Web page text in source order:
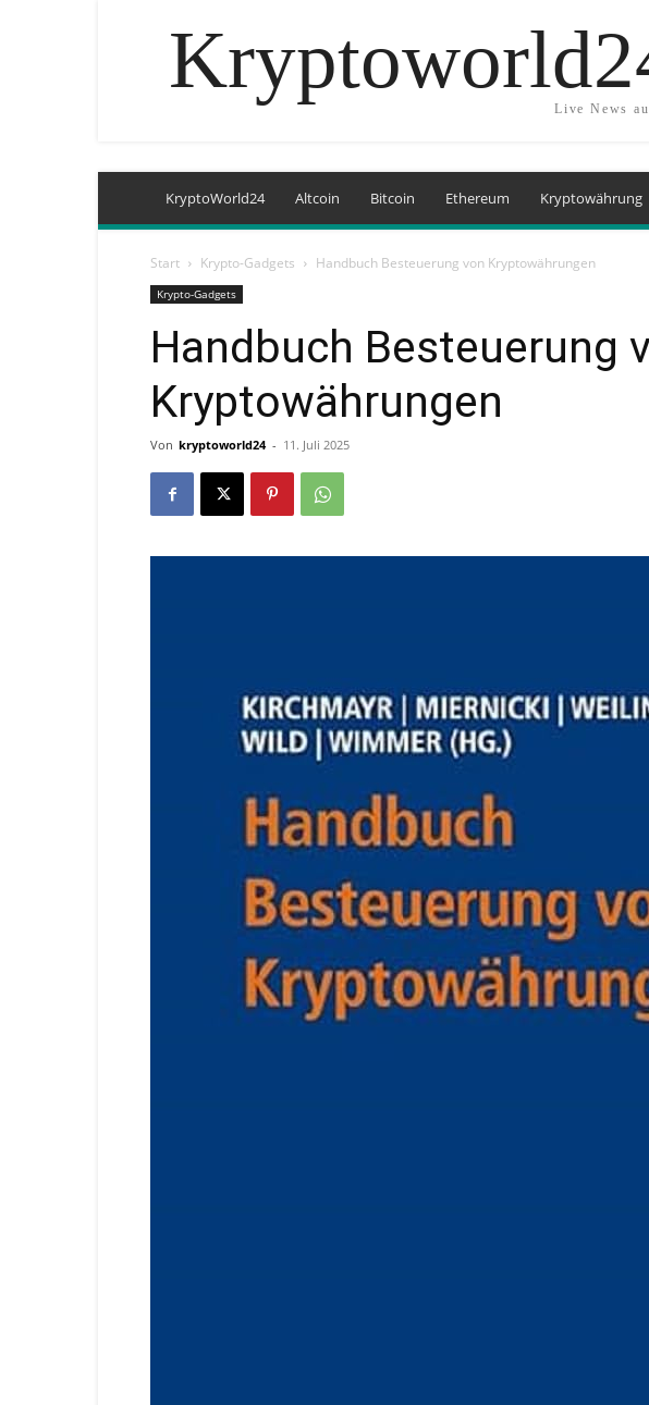
Live News
KryptoWorld24 Altcoin Bitcoin Ethereum Kryptowährung
Start Krypto-Gadgets Handbuch Besteuerung von Kryptowährungen
Krypto-Gadgets
Handbuch Besteuerung
Kryptowährungen
Von kryptoworld24 - 11. Juli 2025